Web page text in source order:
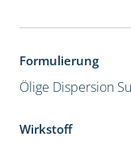
Formulierung
Ölige Dispersion
Wirkstoff